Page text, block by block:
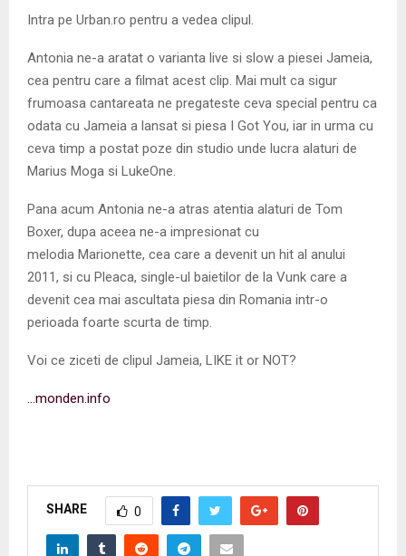
Intra pe Urban.ro pentru a vedea clipul.
Antonia ne-a aratat o varianta live si slow a piesei Jameia,
cea pentru care a filmat acest clip. Mai mult ca sigur
frumoasa cantareata ne pregateste ceva special pentru ca
odata cu Jameia a lansat si piesa I Got You, iar in urma cu
ceva timp a postat poze din studio unde lucra alaturi de
Marius Moga si LukeOne.
Pana acum Antonia ne-a atras atentia alaturi de Tom
Boxer, dupa aceea ne-a impresionat cu
melodia Marionette, cea care a devenit un hit al anului
2011, si cu Pleaca, single-ul baietilor de la Vunk care a
devenit cea mai ascultata piesa din Romania intr-o
perioada foarte scurta de timp.
Voi ce ziceti de clipul Jameia, LIKE it or NOT?
…monden.info
SHARE 0